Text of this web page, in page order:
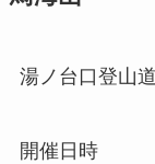
湯ノ台口登山
開催日時